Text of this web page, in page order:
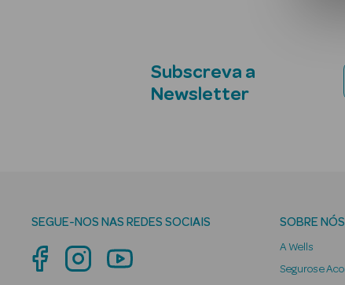
Subscreva a
Newsletter
SEGUE-NOS NAS REDES SOCIAIS SOBRE NÓS
A Wells
Seguros e